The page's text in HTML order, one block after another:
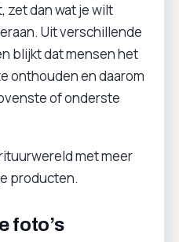
zet dan wat je wilt
Uit verschillende
blijkt dat mensen het
onthouden en daarom
of onderste
met meer
producten.
foto’s